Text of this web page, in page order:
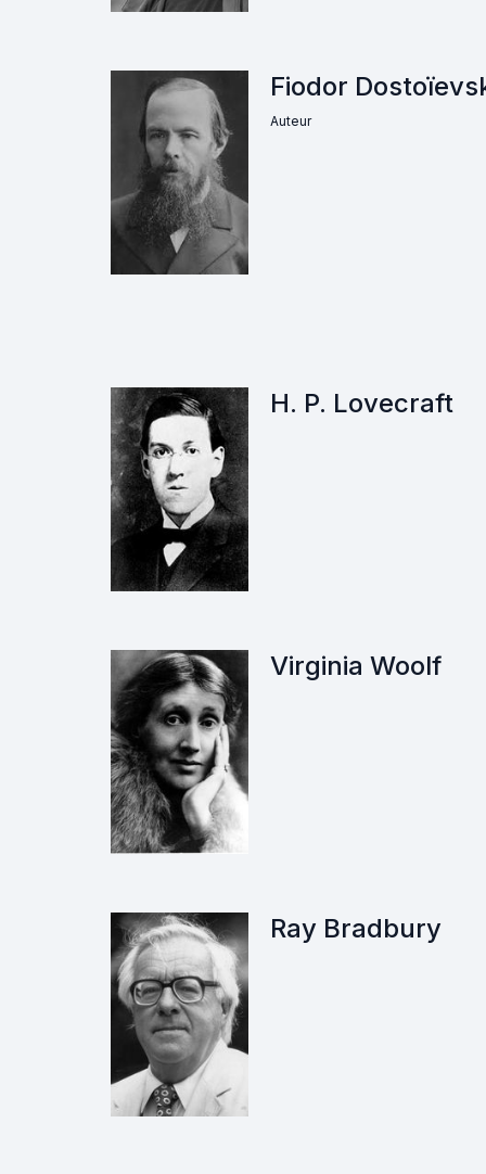
Fiodor
Auteur
H. P. Lovecraft
Virginia Woolf
Ray Bradbury